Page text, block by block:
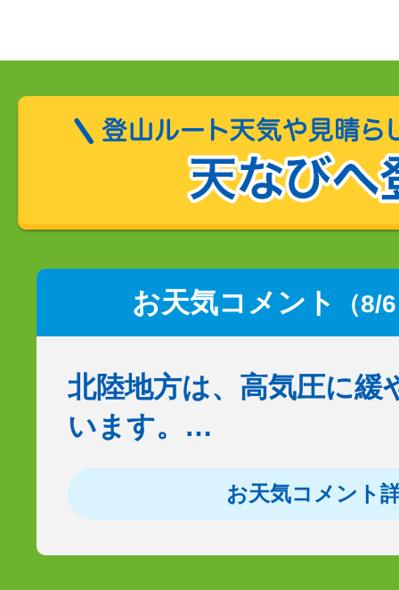
お天気コメント （8/
北陸地方は、高気圧に緩
います。…
お天気コメント